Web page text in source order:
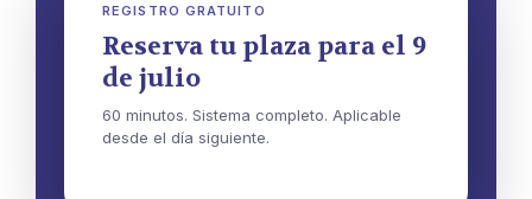
REGISTRO GRATUITO
Reserva tu plaza para el 9
de julio
60 minutos. Sistema completo. Aplicable
desde el día siguiente.